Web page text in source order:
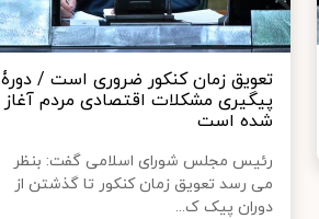
تعویق زمان کنکور ضروری است / دورۀ
پیگیری مشکلات اقتصادی مردم آغاز
شده است
رئیس مجلس شورای اسلامی گفت: بنظر
می رسد تعویق زمان کنکور تا گذشتن از
دوران پیک ک...